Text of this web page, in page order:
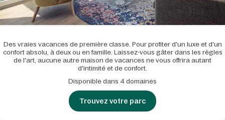
Des vraies vacances de première classe. Pour profiter d'un luxe et d'un
confort absolu, à deux ou en famille. Laissez-vous gâter dans les règles
de l'art, aucune autre maison de vacances ne vous offrira autant
d'intimité et de confort.
Disponible dans 4 domaines
Trouvez votre parc